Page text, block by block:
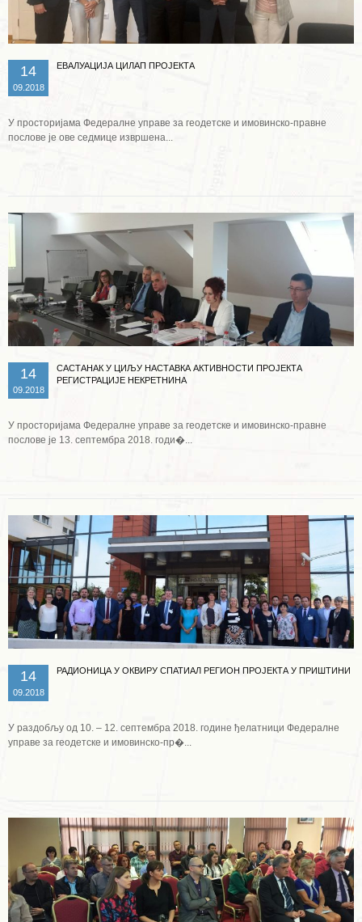
14
09.2018
ЕВАЛУАЦИЈА ЦИЛАП ПРОЈЕКТА
У просторијама Федералне управе за геодетске и имовинско-правне
послове је ове седмице извршена...
14
09.2018
САСТАНАК У ЦИЉУ НАСТАВКА АКТИВНОСТИ ПРОЈЕКТА
РЕГИСТРАЦИЈЕ НЕКРЕТНИНА
У просторијама Федералне управе за геодетске и имовинско-правне
послове је 13. септембра 2018. годи�...
14
09.2018
РАДИОНИЦА У ОКВИРУ СПАТИАЛ РЕГИОН ПРОЈЕКТА У ПРИШТИНИ
У раздобљу од 10. – 12. септембра 2018. године ђелатници Федералне
управе за геодетске и имовинско-пр�...